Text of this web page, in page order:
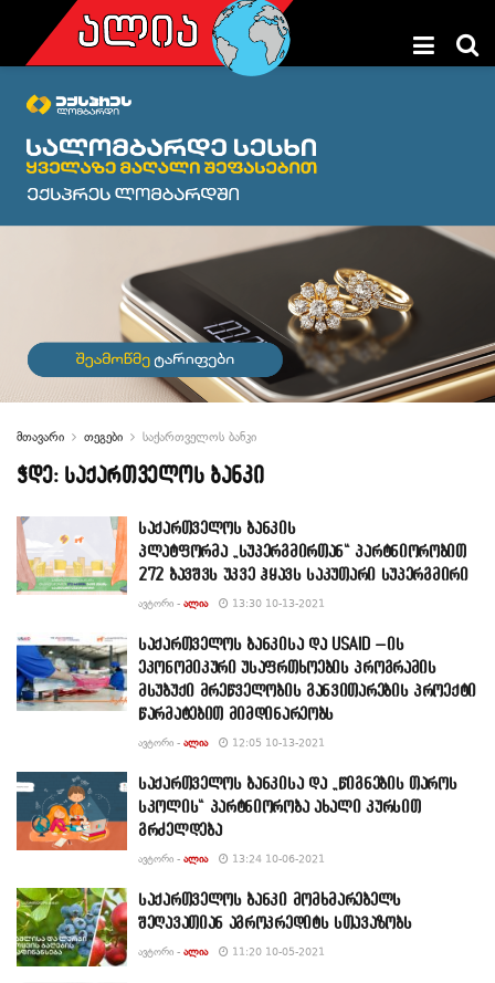
მთავარი თეგები საქართველოს ბანკი
ჭდე: საქართველოს ბანკი
საქართველოს ბანკის
პლატფორმა „სუპერგმირთან“ პარტნიორობით
272 ბავშვს უკვე ჰყავს საკუთარი სუპერგმირი
ᲐᲕᲢᲝᲠᲘ - ᲐᲚᲘᲐ 13:30 10-13-2021
საქართველოს ბანკისა და USAID –ის
ეკონომიკური უსაფრთხოების პროგრამის
მსუბუქი მრეწველობის განვითარების პროექტი
წარმატებით მიმდინარეობს
ᲐᲕᲢᲝᲠᲘ - ᲐᲚᲘᲐ 12:05 10-13-2021
საქართველოს ბანკისა და „წიგნების თაროს
სკოლის“ პარტნიორობა ახალი კურსით
გრძელდება
ᲐᲕᲢᲝᲠᲘ - ᲐᲚᲘᲐ 13:24 10-06-2021
საქართველოს ბანკი მომხმარებელს
შეღავათიან აგროკრედიტს სთავაზობს
ᲐᲕᲢᲝᲠᲘ - ᲐᲚᲘᲐ 11:20 10-05-2021